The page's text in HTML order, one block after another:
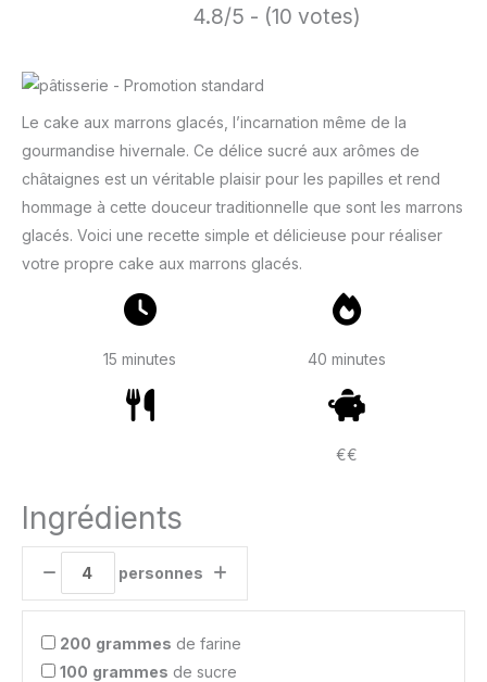
4.8/5 - (10 votes)
Le cake aux marrons glacés, l’incarnation même de la
gourmandise hivernale. Ce délice sucré aux arômes de
châtaignes est un véritable plaisir pour les papilles et rend
hommage à cette douceur traditionnelle que sont les marrons
glacés. Voici une recette simple et délicieuse pour réaliser
votre propre cake aux marrons glacés.
15 minutes 40 minutes
€€
Ingrédients
personnes
200 grammes de farine
100 grammes de sucre